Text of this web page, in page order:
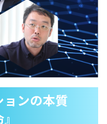
ョンの本質